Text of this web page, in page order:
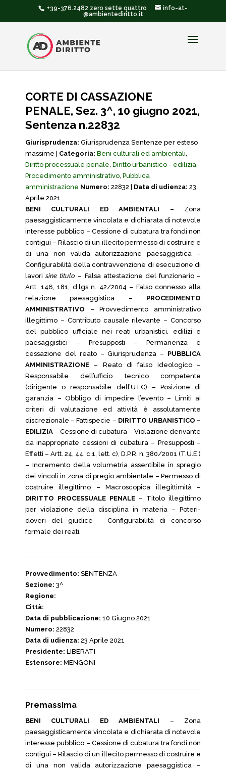
+39-376.2482 zero sette quattro
info-at-
@ambientediritto.it
CORTE DI CASSAZIONE
PENALE, Sez. 3^, 10 giugno 2021,
Sentenza n.22832
Giurisprudenza: Giurisprudenza Sentenze per esteso
massime | Categoria: Beni culturali ed ambientali,
Diritto processuale penale, Diritto urbanistico - edilizia,
Procedimento amministrativo, Pubblica
amministrazione Numero: 22832 | Data di udienza: 23
Aprile 2021
BENI CULTURALI ED AMBIENTALI – Zona
paesaggisticamente vincolata e dichiarata di notevole
interesse pubblico – Cessione di cubatura tra fondi non
contigui – Rilascio di un illecito permesso di costruire e
di una non valida autorizzazione paesaggistica –
Configurabilità della contravvenzione di esecuzione di
lavorisine titulo – Falsa attestazione del funzionario –
Artt. 146, 181, d.lgs n. 42/2004 – Falso connesso alla
relazione paesaggistica – PROCEDIMENTO
AMMINISTRATIVO – Provvedimento amministrativo
illegittimo – Contributo causale rilevante – Concorso
del pubblico ufficiale nei reati urbanistici, edilizi e
paesaggistici – Presupposti – Permanenza e
cessazione del reato – Giurisprudenza – PUBBLICA
AMMINISTRAZIONE – Reato di falso ideologico –
Responsabile dell’ufficio tecnico competente
(dirigente o responsabile dell’UTC) – Posizione di
garanzia – Obbligo di impedire l’evento – Limiti ai
criteri di valutazione ed attività è assolutamente
discrezionale – Fattispecie – DIRITTO URBANISTICO –
EDILIZIA – Cessione di cubatura – Violazione derivante
da inappropriate cessioni di cubatura – Presupposti –
Effetti – Artt. 24, 44, c.1, lett. c), D.P.R. n. 380/2001 (T.U.E.)
– Incremento della volumetria assentibile in spregio
dei vincoli in zona di pregio ambientale – Permesso di
costruire illegittimo – Macroscopica illegittimità –
DIRITTO PROCESSUALE PENALE – Titolo illegittimo
per violazione della disciplina in materia – Poteri-
doveri del giudice – Configurabilità di concorso
formale dei reati.
Provvedimento: SENTENZA
Sezione: 3^
Regione:
Città:
Data di pubblicazione: 10 Giugno 2021
Numero: 22832
Data di udienza: 23 Aprile 2021
Presidente: LIBERATI
Estensore: MENGONI
Premassima
BENI CULTURALI ED AMBIENTALI – Zona
paesaggisticamente vincolata e dichiarata di notevole
interesse pubblico – Cessione di cubatura tra fondi non
contigui – Rilascio di un illecito permesso di costruire e
di una non valida autorizzazione paesaggistica –